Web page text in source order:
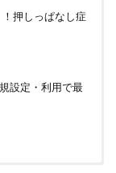
押しっぱなし症
設定・利用で最